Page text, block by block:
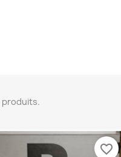
produits.
favorite_border